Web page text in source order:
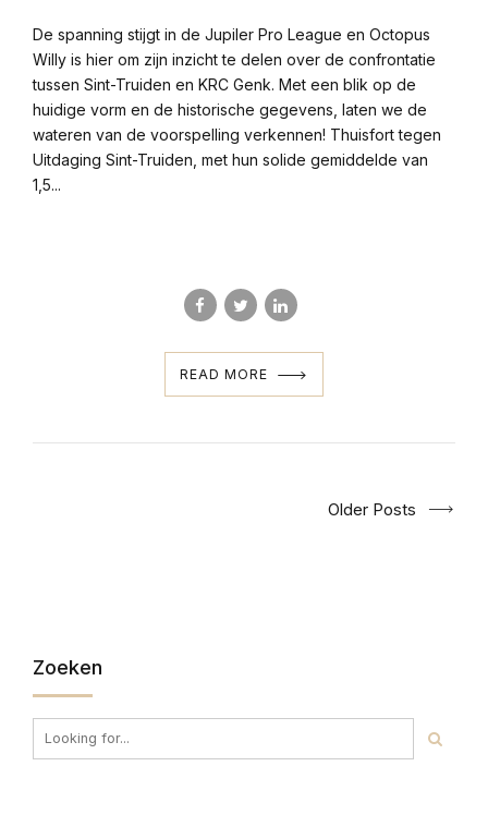
De spanning stijgt in de Jupiler Pro League en Octopus
Willy is hier om zijn inzicht te delen over de confrontatie
tussen Sint-Truiden en KRC Genk. Met een blik op de
huidige vorm en de historische gegevens, laten we de
wateren van de voorspelling verkennen! Thuisfort tegen
Uitdaging Sint-Truiden, met hun solide gemiddelde van
1,5...
READ MORE
Older Posts
Zoeken